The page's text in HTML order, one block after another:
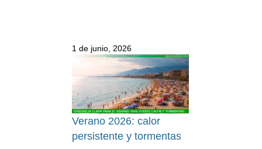
1 de junio, 2026
Verano 2026: calor
persistente y tormentas